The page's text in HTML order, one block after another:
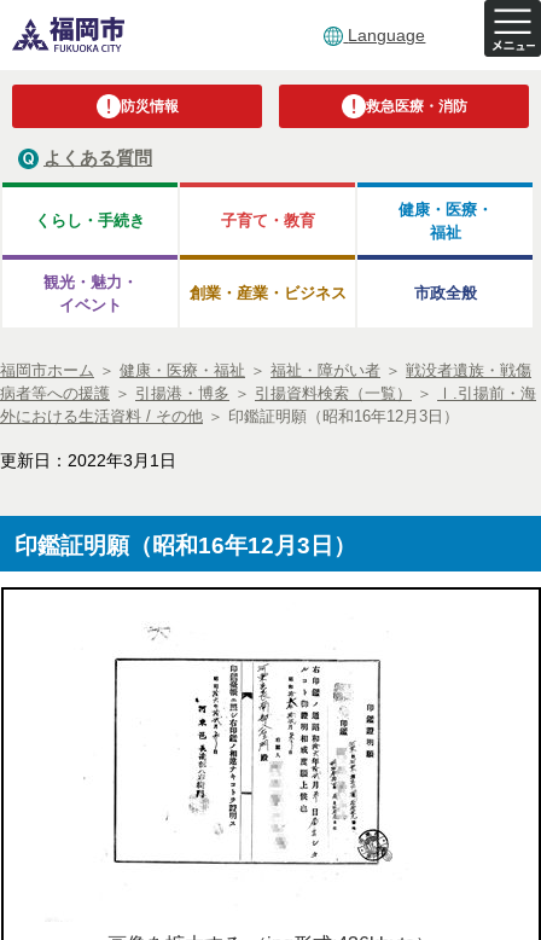
Language
防災情報 救急医療・消防
よくある質問
くらし・手続き 子育て・教育
健康・医療・
福祉
観光・魅力・
イベント
創業・産業・ビジネス 市政全般
福岡市ホーム ＞ 健康・医療・福祉 ＞ 福祉・障がい者 ＞ 戦没者遺族・戦傷
病者等への援護 ＞ 引揚港・博多 ＞ 引揚資料検索（一覧） ＞
Ⅰ.引揚前・海
外における生活資料 / その他 ＞ 印鑑証明願（昭和16年12月3日）
更新日：2022年3月1日
印鑑証明願（昭和16年12月3日）